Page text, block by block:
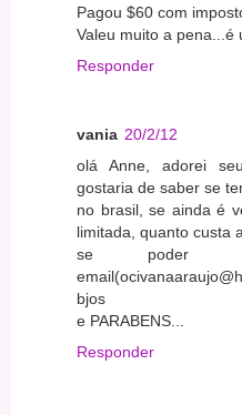
Pagou $60 com
Valeu muito a pena...é
Responder
vania 20/2/12
olá Anne, adorei
gostaria de saber se
no brasil, se ainda é
limitada, quanto custa
se poder
bjos
e PARABENS...
Responder